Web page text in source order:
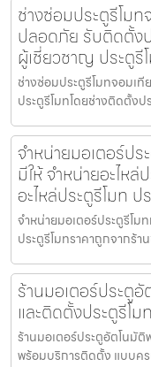
ช่างซ่อมประตูรีโม
ปลอดภัย รับติดตั้ง
ผู้เชี่ยวชาญ ประตูรี
ช่างซ่อมประตูรีโมทจอมเ
ประตูรีโมทโดยช่างติดตั้ง
จำหน่ายมอเตอร์ปร
มีให้ จำหน่ายอะไห
อะไหล่ประตูรีโมท
จำหน่ายมอเตอร์ประตูรีโมท
ประตูรีโมทราคาถูกจากร้า
ร้านมอเตอร์ประตู
และติดตั้งประตูรีโ
ร้านมอเตอร์ประตูอัตโนมัติ
พร้อมบริการติดตั้ง แบบคร